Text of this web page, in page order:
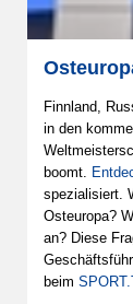
Finnland,
in den
boomt.
spezialisiert.
Osteuropa?
an? Diese
beim